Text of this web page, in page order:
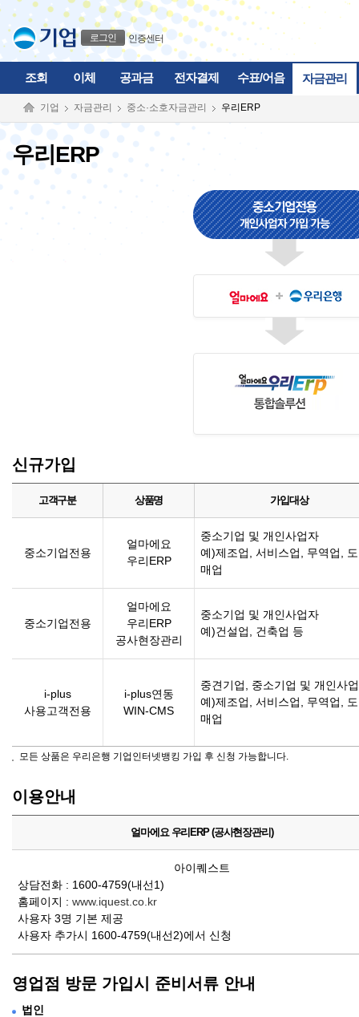
본문으로 바로가기
푸터 바로가기
로그인 인증센터
조회 이체 공과금 전자결제 수표/어음 자금관리
기업 자금관리 중소·소호자금관리 우리ERP
우리ERP
신규가입
고객구분 상품명 가입대상
중소기업전용
얼마에요
우리ERP
중소기업 및 개인사업자
예)제조업, 서비스업, 무역업,
매업
중소기업전용
얼마에요
우리ERP
공사현장관리
중소기업 및 개인사업자
예)건설업, 건축업 등
i-plus
사용고객전용
i-plus연동
WIN-CMS
중견기업, 중소기업 및 개인사
예)제조업, 서비스업, 무역업,
매업
모든 상품은 우리은행 기업인터넷뱅킹 가입 후 신청 가능합니다.
이용안내
얼마에요 우리ERP (공사현장관리)
아이퀘스트
상담전화 : 1600-4759(내선1)
홈페이지 : www.iquest.co.kr
사용자 3명 기본 제공
사용자 추가시 1600-4759(내선2)에서 신청
영업점 방문 가입시 준비서류 안내
법인